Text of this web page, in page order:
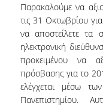
Παρακαλούμε να
τις 31 Οκτωβρίου
να αποστείλετε τα
ηλεκτρονική
προκειμένου να
πρόσβασης για το
ελέγχεται μέσω των
Πανεπιστημίου.